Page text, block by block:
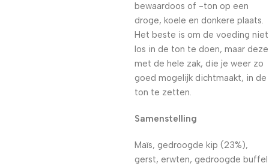
bewaardoos of -ton op een
droge, koele en donkere plaats.
Het beste is om de voeding niet
los in de ton te doen, maar deze
met de hele zak, die je weer zo
goed mogelijk dichtmaakt, in de
ton te zetten.
Samenstelling
Maïs, gedroogde kip (23%),
gerst, erwten, gedroogde buffel